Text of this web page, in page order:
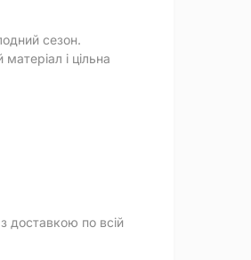
сезон.
і цільна
з доставкою по всій